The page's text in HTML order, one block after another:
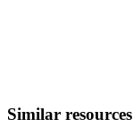
Similar resources